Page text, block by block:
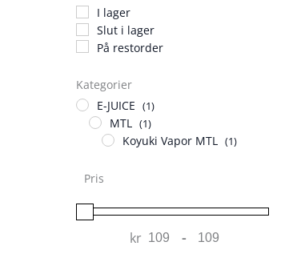
I lager
Slut i lager
På restorder
Kategorier
E-JUICE (1)
MTL (1)
Koyuki Vapor MTL (1)
Pris
kr Minimum Price
-Maximum Price